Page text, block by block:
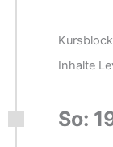
Inhalte
So: